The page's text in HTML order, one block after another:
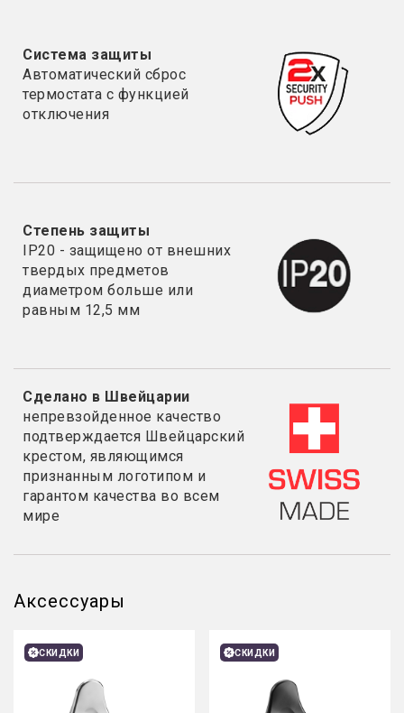
Система защиты
Автоматический сброс
термостата с функцией
отключения
Степень защиты
IP20 - защищено от внешних
твердых предметов
диаметром больше или
равным 12,5 мм
Сделано в Швейцарии
непревзойденное качество
подтверждается Швейцарский
крестом, являющимся
признанным логотипом и
гарантом качества во всем
мире
Аксессуары
СКИДКИ СКИДКИ